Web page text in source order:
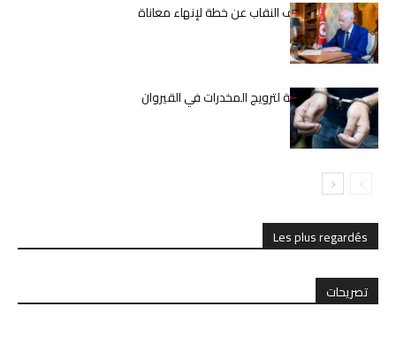
قيس سعيّد يكشف النقاب عن خطة لإنهاء معاناة
المعلمين
تفكيك شبكة دولية لترويج المخدرات في القيروان
Les plus regardés
تصريحات